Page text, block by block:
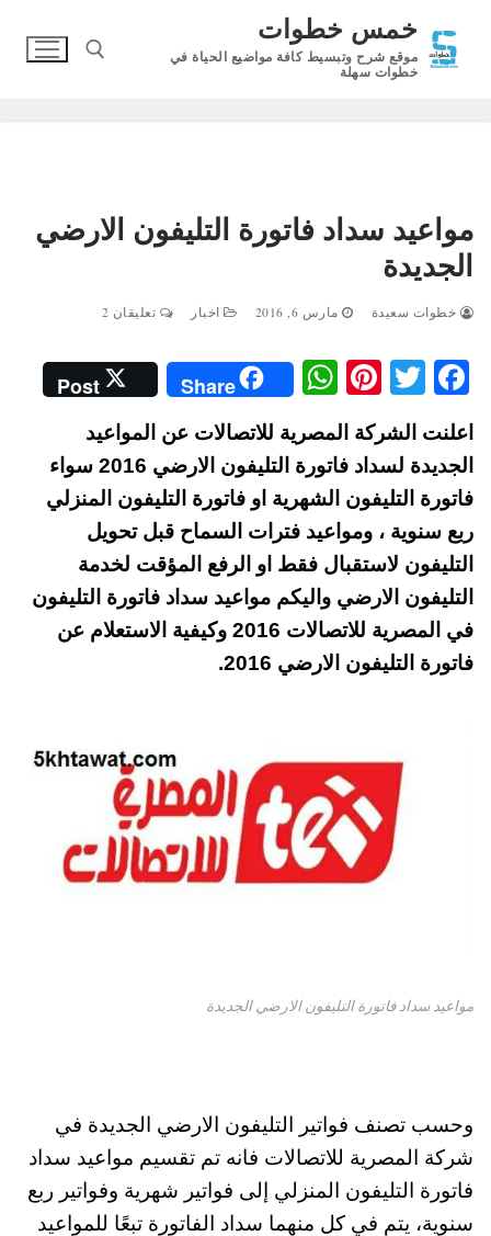
المحتوى
خمس خطوات
موقع شرح وتبسيط كافة مواضيع الحياة في
خطوات سهلة
مواعيد سداد فاتورة التليفون الارضي
الجديدة
خطوات سعيدة مارس 6, 2016 اخبار تعليقان 2
Fa
ce
bo
ok
T
wi
tte
r
Pi
nt
er
es
t
W
ha
ts
A
pp
Share
Post
اعلنت الشركة المصرية للاتصالات عن المواعيد
الجديدة لسداد فاتورة التليفون الارضي 2016 سواء
فاتورة التليفون الشهرية او فاتورة التليفون المنزلي
ربع سنوية ، ومواعيد فترات السماح قبل تحويل
التليفون لاستقبال فقط او الرفع المؤقت لخدمة
التليفون الارضي واليكم مواعيد سداد فاتورة التليفون
في المصرية للاتصالات 2016 وكيفية الاستعلام عن
فاتورة التليفون الارضي 2016.
مواعيد سداد فاتورة التليفون الارضي الجديدة
وحسب تصنف فواتير التليفون الارضي الجديدة في
شركة المصرية للاتصالات فانه تم تقسيم مواعيد سداد
فاتورة التليفون المنزلي إلى فواتير شهرية وفواتير ربع
سنوية، يتم في كل منهما سداد الفاتورة تبعًا للمواعيد